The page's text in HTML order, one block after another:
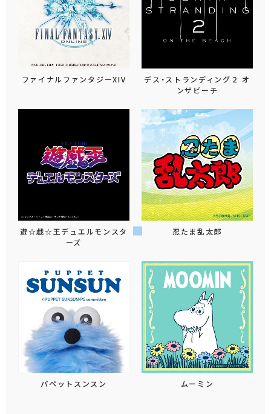
ファイナルファンタジーXIV
デス・ストランディング２ オ
ンザビーチ
遊☆戯☆王デュエルモンスタ
ーズ
忍たま乱太郎
パペットスンスン ムーミン